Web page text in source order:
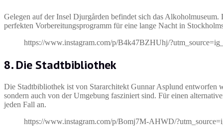
Gelegen auf der Insel Djurgården befindet sich das
perfekten Vorbereitungsprogramm für eine lange Nacht in
https://www.instagram.com/p/B4k47BZHUhj/
8. Die Stadtbibliothek
Die Stadtbibliothek ist von Stararchitekt Gunnar Asplund entworfen
sondern auch von der Umgebung fasziniert sind. Für einen
jeden Fall an.
https://www.instagram.com/p/Bomj7M-AHWD/